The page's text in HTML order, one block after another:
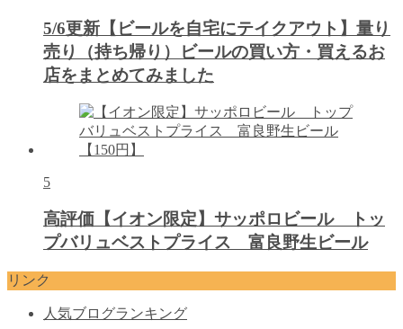
5/6更新【ビールを自宅にテイクアウト】量り
売り（持ち帰り）ビールの買い方・買えるお
店をまとめてみました
5
高評価【イオン限定】サッポロビール トッ
プバリュベストプライス 富良野生ビール
リンク
人気ブログランキング